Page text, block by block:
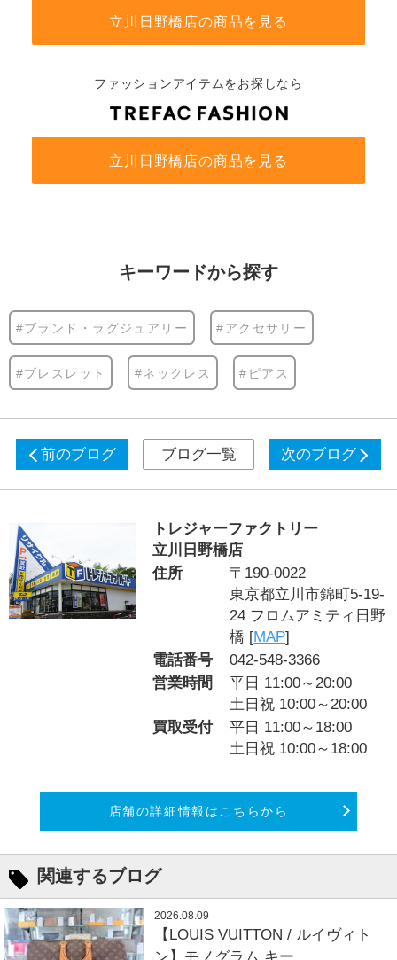
立川日野橋店の商品を見る
ファッションアイテムをお探しなら
立川日野橋店の商品を見る
キーワードから探す
#ブランド・ラグジュアリー #アクセサリー
#ブレスレット #ネックレス #ピアス
前のブログ ブログ一覧 次のブログ
トレジャーファクトリー
立川日野橋店
住所
〒190-0022
東京都立川市錦町5-19-
24 フロムアミティ日野
橋 [MAP]
電話番号
042-548-3366
営業時間
平日 11:00～20:00
土日祝 10:00～20:00
買取受付
平日 11:00～18:00
土日祝 10:00～18:00
店舗の詳細情報はこちらから
関連するブログ
2026.08.09
【LOUIS VUITTON / ルイヴィト